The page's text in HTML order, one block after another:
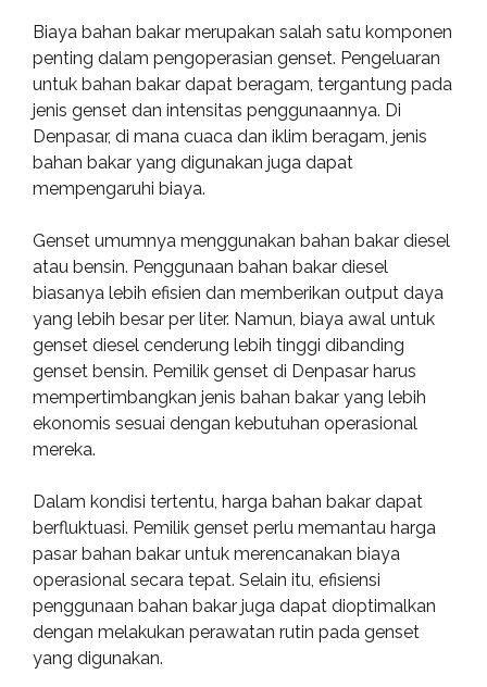
Biaya bahan bakar merupakan salah satu komponen
penting dalam pengoperasian genset. Pengeluaran
untuk bahan bakar dapat beragam, tergantung pada
jenis genset dan intensitas penggunaannya. Di
Denpasar, di mana cuaca dan iklim beragam, jenis
bahan bakar yang digunakan juga dapat
mempengaruhi biaya.
Genset umumnya menggunakan bahan bakar diesel
atau bensin. Penggunaan bahan bakar diesel
biasanya lebih efisien dan memberikan output daya
yang lebih besar per liter. Namun, biaya awal untuk
genset diesel cenderung lebih tinggi dibanding
genset bensin. Pemilik genset di Denpasar harus
mempertimbangkan jenis bahan bakar yang lebih
ekonomis sesuai dengan kebutuhan operasional
mereka.
Dalam kondisi tertentu, harga bahan bakar dapat
berfluktuasi. Pemilik genset perlu memantau harga
pasar bahan bakar untuk merencanakan biaya
operasional secara tepat. Selain itu, efisiensi
penggunaan bahan bakar juga dapat dioptimalkan
dengan melakukan perawatan rutin pada genset
yang digunakan.